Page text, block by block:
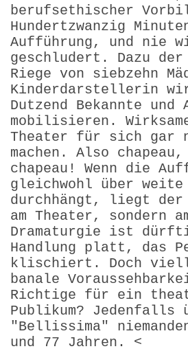
berufsethischer
Hundertzwanzig
Aufführung, und nie
geschludert. Dazu
Riege von siebzehn
Kinderdarstellerin
Dutzend Bekannte und
mobilisieren.
Theater für sich gar
machen. Also chapeau,
chapeau! Wenn die
gleichwohl über weite
durchhängt, liegt
am Theater, sondern
Dramaturgie ist
Handlung platt, das
klischiert. Doch
banale
Richtige für ein
Publikum? Jedenfalls
"Bellissima"
und 77 Jahren. <